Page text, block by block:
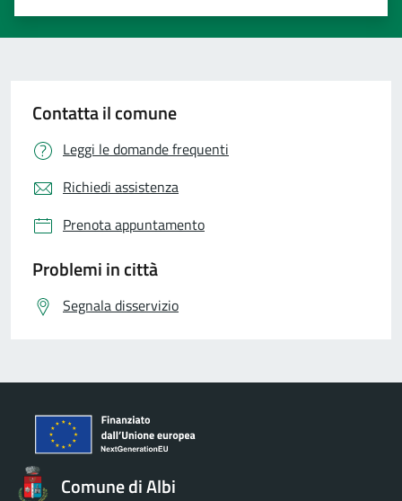
Valuta 5 stelle su 5
Valuta 4 stelle su 5
Valuta 3 stelle su 5
Valuta 2 stelle su 5
Valuta 1 stelle su 5
Contatta il comune
Leggi le domande frequenti
Richiedi assistenza
Prenota appuntamento
Problemi in città
Segnala disservizio
Comune di Albi